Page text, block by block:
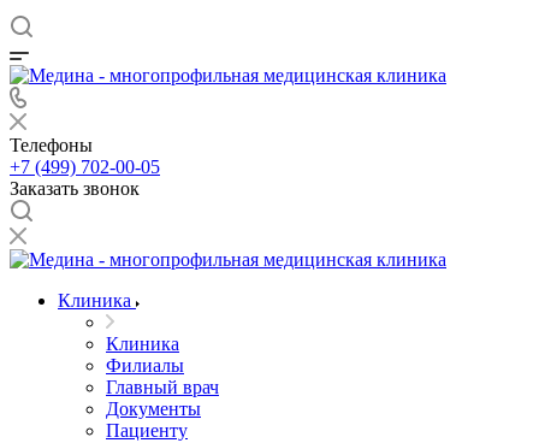
Телефоны
+7 (499) 702-00-05
Заказать звонок
Клиника
Клиника
Филиалы
Главный врач
Документы
Пациенту